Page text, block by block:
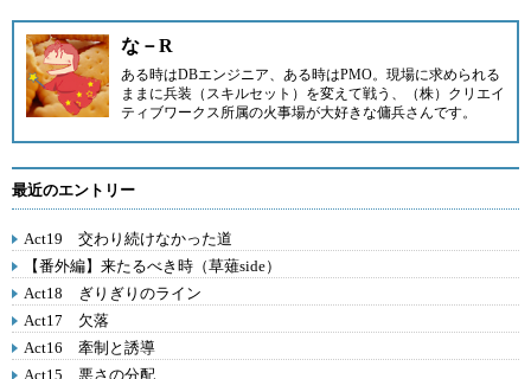
な－R
ある時はDBエンジニア、ある時はPMO。現場に求められる
ままに兵装（スキルセット）を変えて戦う、（株）クリエイ
ティブワークス所属の火事場が大好きな傭兵さんです。
最近のエントリー
Act19 交わり続けなかった道
【番外編】来たるべき時（草薙side）
Act18 ぎりぎりのライン
Act17 欠落
Act16 牽制と誘導
Act15 悪さの分配